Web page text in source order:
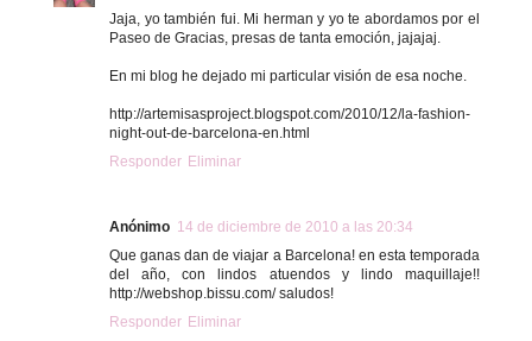
Jaja, yo también fui. Mi herman y yo te abordamos por el
Paseo de Gracias, presas de tanta emoción, jajajaj.
En mi blog he dejado mi particular visión de esa noche.
http://artemisasproject.blogspot.com/2010/12/la-fashion-
night-out-de-barcelona-en.html
Responder Eliminar
Anónimo 14 de diciembre de 2010 a las 20:34
Que ganas dan de viajar a Barcelona! en esta temporada
del año, con lindos atuendos y lindo maquillaje!!
http://webshop.bissu.com/ saludos!
Responder Eliminar